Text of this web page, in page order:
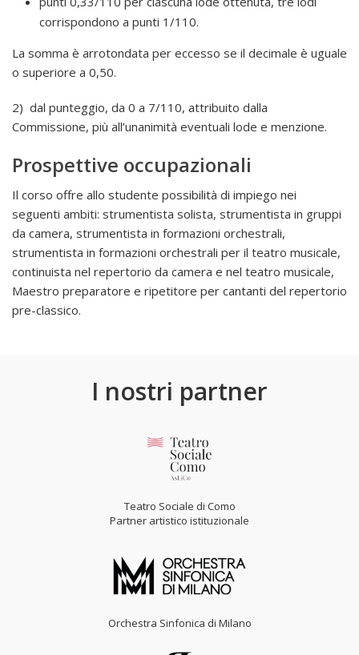
corrispondono a punti 1/110.
La somma è arrotondata per eccesso se il decimale è uguale
o superiore a 0,50.
2) dal punteggio, da 0 a 7/110, attribuito dalla
Commissione, più all’unanimità eventuali lode e menzione.
Prospettive occupazionali
Il corso offre allo studente possibilità di impiego nei
seguenti ambiti: strumentista solista, strumentista in gruppi
da camera, strumentista in formazioni orchestrali,
strumentista in formazioni orchestrali per il teatro musicale,
continuista nel repertorio da camera e nel teatro musicale,
Maestro preparatore e ripetitore per cantanti del repertorio
pre-classico.
I nostri partner
Teatro Sociale di Como
Partner artistico istituzionale
Orchestra Sinfonica di Milano